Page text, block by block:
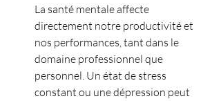
La santé mentale affecte
directement notre productivité et
nos performances, tant dans le
domaine professionnel que
personnel. Un état de stress
constant ou une dépression peut